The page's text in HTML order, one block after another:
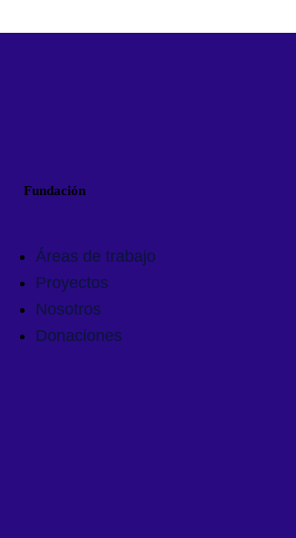
Fundación
Áreas de trabajo
Proyectos
Nosotros
Donaciones